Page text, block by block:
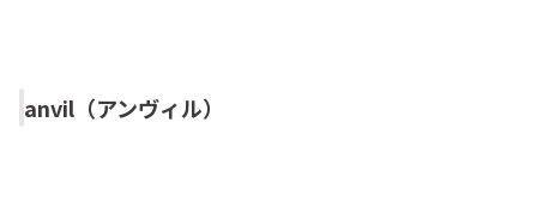
anvil（アンヴィル）